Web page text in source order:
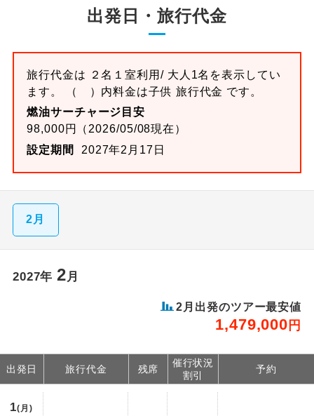
出発日・旅行代金
旅行代金は ２名１室利用/ 大人1名を表示してい
ます。 （ ）内料金は子供 旅行代金 です。
燃油サーチャージ目安
98,000円（2026/05/08現在）
設定期間
2027年2月17日
2月
2027年 2月
2月出発のツアー最安値
1,479,000 円
出発日 旅行代金 残席
催行状況
割引
予約
1(月)